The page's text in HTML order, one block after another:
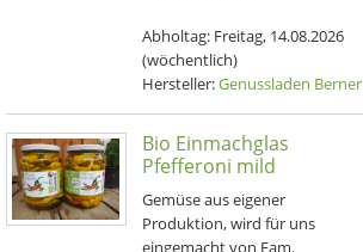
Abholtag: Freitag, 14.08.2026
(wöchentlich)
Hersteller:Genussladen Berner
Bio Einmachglas
Pfefferoni mild
Gemüse aus eigener
Produktion, wird für uns
eingemacht von Fam.